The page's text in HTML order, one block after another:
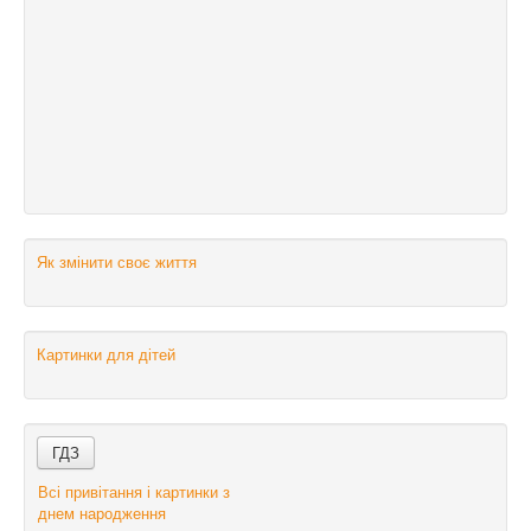
Як змінити своє життя
Картинки для дітей
Всі привітання і картинки з
днем народження